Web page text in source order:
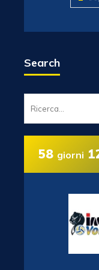
Search
58 giorni